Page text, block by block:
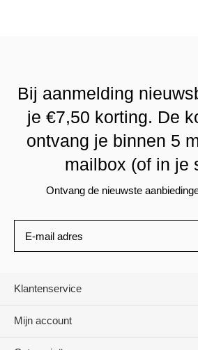
Bij aanmelding
je €7,50 korting. De
ontvang je binnen 5
mailbox (of in je
Ontvang de nieuwste
Klantenservice
Mijn account